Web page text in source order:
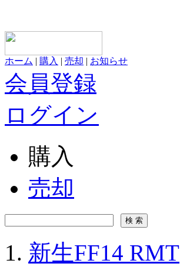
ホーム | 購入 | 売却 | お知らせ
会員登録
ログイン
購入
売却
新生FF14 RMT